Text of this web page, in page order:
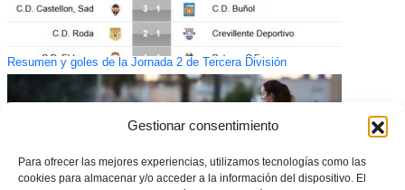
Gestionar consentimiento
Para ofrecer las mejores experiencias, utilizamos tecnologías como las
cookies para almacenar y/o acceder a la información del dispositivo. El
Resumen y goles de la Jornada 2 de Tercera División